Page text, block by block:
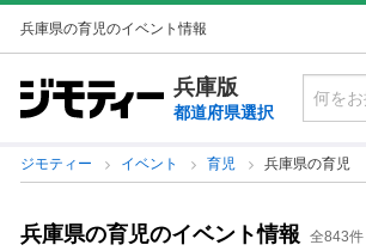
兵庫県の育児のイベント情報
兵庫版
都道府県選択
ジモティー イベント 育児 兵庫県の育児
兵庫県の育児のイベント情報 全843件